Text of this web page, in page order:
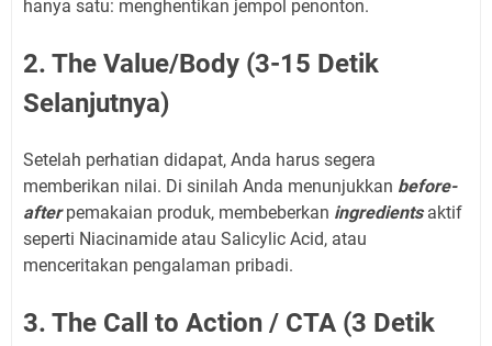
hanya satu: menghentikan jempol penonton.
2. The Value/Body (3-15 Detik
Selanjutnya)
Setelah perhatian didapat, Anda harus segera
memberikan nilai. Di sinilah Anda menunjukkan before-
afterpemakaian produk, membeberkan ingredientsaktif
seperti Niacinamide atau Salicylic Acid, atau
menceritakan pengalaman pribadi.
3. The Call to Action / CTA (3 Detik